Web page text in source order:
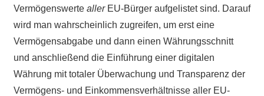
Vermögenswerte allerEU-Bürger aufgelistet sind. Darauf
wird man wahrscheinlich zugreifen, um erst eine
Vermögensabgabe und dann einen Währungsschnitt
und anschließend die Einführung einer digitalen
Währung mit totaler Überwachung und Transparenz der
Vermögens- und Einkommensverhältnisse aller EU-